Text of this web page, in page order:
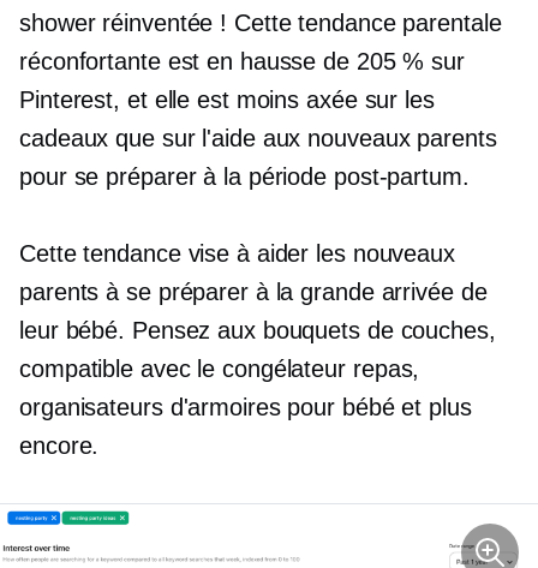
shower réinventée ! Cette tendance parentale
réconfortante est en hausse de 205 % sur
Pinterest, et elle est moins axée sur les
cadeaux que sur l'aide aux nouveaux parents
pour se préparer à la période post-partum.
Cette tendance vise à aider les nouveaux
parents à se préparer à la grande arrivée de
leur bébé. Pensez aux bouquets de couches,
compatible avec le congélateur repas,
organisateurs d'armoires pour bébé et plus
encore.